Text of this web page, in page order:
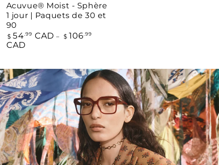
Acuvue® Moist - Sphère
1 jour | Paquets de 30 et
90
Prix
normal
$ 54.99 CAD $ 106.99
CAD